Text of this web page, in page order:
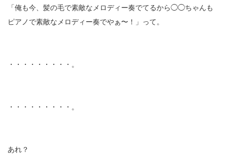
「俺も今、髪の毛で素敵なメロディー奏でてるから◯◯ちゃんも
ピアノで素敵なメロディー奏でやぁ〜！」って。
・・・・・・・・・。
・・・・・・・・・。
あれ？